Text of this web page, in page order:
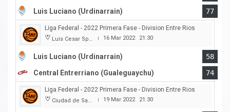
Luis Luciano (Urdinarrain)
77
Liga Federal - 2022 Primera Fase - Division Entre Rios
Luis Cesar Spiazzi | 16 Mar 2022 21:30
Luis Luciano (Urdinarrain)
58
Central Entrerriano (Gualeguaychu)
74
Liga Federal - 2022 Primera Fase - Division Entre Rios
Ciudad de San Jose | 19 Mar 2022 21:30